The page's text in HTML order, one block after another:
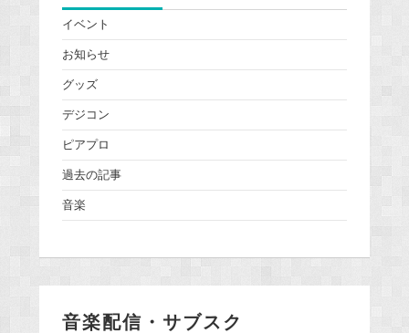
イベント
お知らせ
グッズ
デジコン
ピアプロ
過去の記事
音楽
音楽配信・サブスク